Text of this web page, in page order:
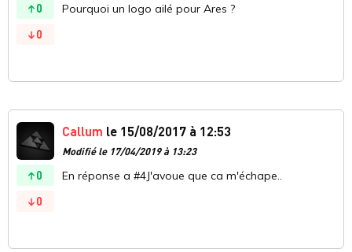
0
0
Pourquoi un logo ailé pour Ares ?
0
0
Callum le 15/08/2017 à 12:53
Modifié le 17/04/2019 à 13:23
En réponse a #4J'avoue que ca m'échape..